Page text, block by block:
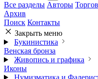
Все разделы Авторы
Архив
Поиск Контакты
Закрыть меню
Букинистика
Венская бронза
Живопись и графика
Иконы
Нумизматика и